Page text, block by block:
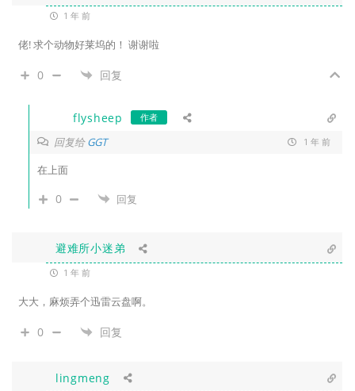
1 年 前
佬! 求个动物好莱坞的！ 谢谢啦
0 回复
flysheep 作者
回复给GGT 1 年 前
在上面
0 回复
避难所小迷弟
1 年 前
大大，麻烦弄个迅雷云盘啊。
0 回复
lingmeng